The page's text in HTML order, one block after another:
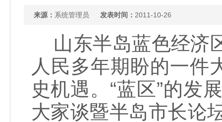
来源： 系统管理员 发表时间： 2011-10-26
山东半岛蓝色经济
人民多年期盼的一件
史机遇。“蓝区”的发
大家谈暨半岛市长论